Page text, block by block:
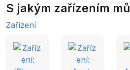
S jakým zařízením
Zařízení